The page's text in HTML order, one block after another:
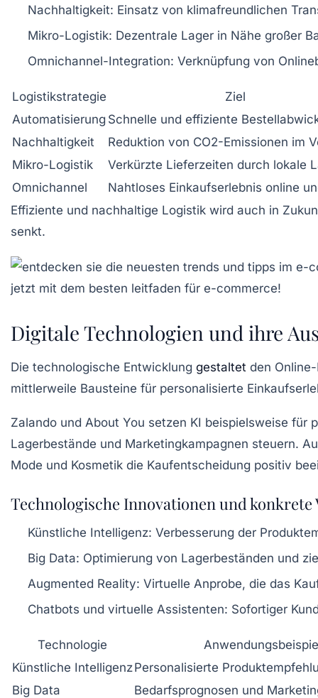
Nachhaltigkeit: Einsatz von klimafreundlichen
Mikro-Logistik: Dezentrale Lager in Nähe großer
Omnichannel-Integration: Verknüpfung von
Logistikstrategie
Ziel
Automatisierung Schnelle und effiziente
Nachhaltigkeit
Reduktion von CO2-Emissionen im
Mikro-Logistik
Verkürzte Lieferzeiten durch lokale
Omnichannel
Nahtloses Einkaufserlebnis online
Effiziente und nachhaltige Logistik wird auch in
senkt.
Digitale Technologien und ihre
Die technologische Entwicklung gestaltet den
mittlerweile Bausteine für personalisierte
Zalando und About You setzen KI beispielsweise für
Lagerbestände und Marketingkampagnen steuern.
Mode und Kosmetik die Kaufentscheidung positiv
Technologische Innovationen und
Künstliche Intelligenz: Verbesserung der
Big Data: Optimierung von Lagerbeständen und
Augmented Reality: Virtuelle Anprobe, die das
Chatbots und virtuelle Assistenten: Sofortiger
Technologie
Künstliche IntelligenzPersonalisierte
Big Data
Bedarfsprognosen und